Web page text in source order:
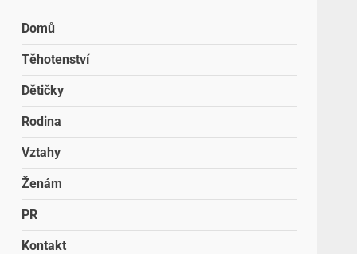
Domů
Těhotenství
Dětičky
Rodina
Vztahy
Ženám
PR
Kontakt